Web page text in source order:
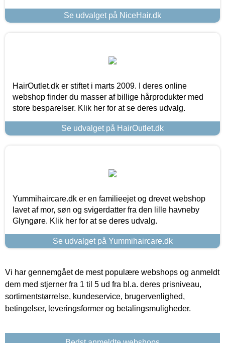
Se udvalget på NiceHair.dk
HairOutlet.dk er stiftet i marts 2009. I deres online
webshop finder du masser af billige hårprodukter med
store besparelser. Klik her for at se deres udvalg.
Se udvalget på HairOutlet.dk
Yummihaircare.dk er en familieejet og drevet webshop
lavet af mor, søn og svigerdatter fra den lille havneby
Glyngøre. Klik her for at se deres udvalg.
Se udvalget på Yummihaircare.dk
Vi har gennemgået de mest populære webshops og anmeldt
dem med stjerner fra 1 til 5 ud fra bl.a. deres prisniveau,
sortimentstørrelse, kundeservice, brugervenlighed,
betingelser, leveringsformer og betalingsmuligheder.